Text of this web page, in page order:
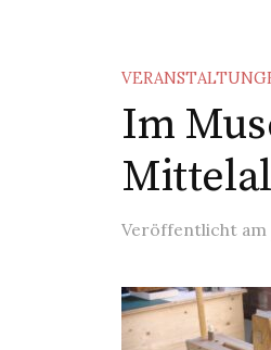
Im
Veröffentlicht am